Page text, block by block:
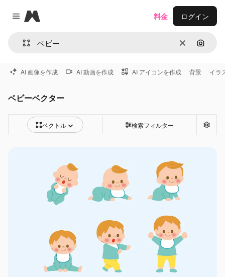
Close menu
Magnific
消去 画像で
料金 ログイン
AI 画像を作成 AI 動画を作成 AI アイコンを作成 背景 イラ
ベビーベクター
ベクトル 検索フィルター